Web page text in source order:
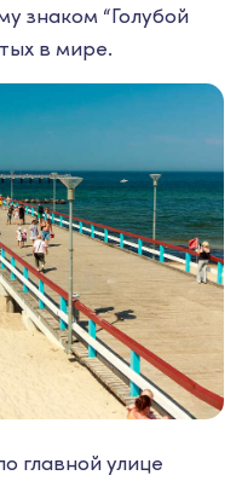
знаком “Голубой
в мире.
главной улице